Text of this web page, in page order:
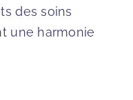
des soins
une harmonie